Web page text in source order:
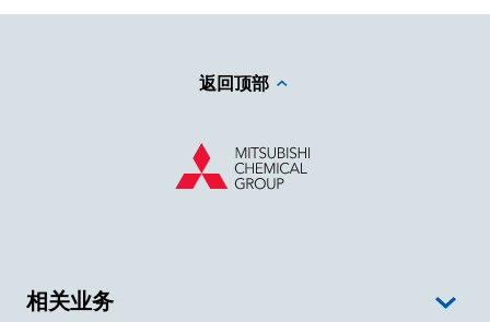
返回顶部
相关业务